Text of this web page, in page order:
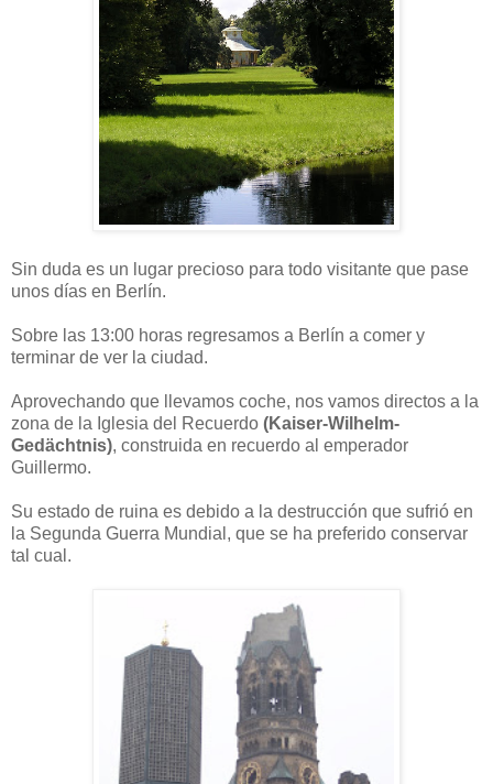
Sin duda es un lugar precioso para todo visitante que pase
unos días en Berlín.
Sobre las 13:00 horas regresamos a Berlín a comer y
terminar de ver la ciudad.
Aprovechando que llevamos coche, nos vamos directos a la
zona de la Iglesia del Recuerdo (Kaiser-Wilhelm-
Gedächtnis), construida en recuerdo al emperador
Guillermo.
Su estado de ruina es debido a la destrucción que sufrió en
la Segunda Guerra Mundial, que se ha preferido conservar
tal cual.